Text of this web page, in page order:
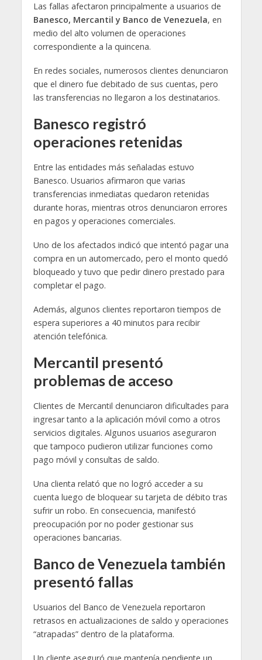
Las fallas afectaron principalmente a usuarios de
Banesco, Mercantil y Banco de Venezuela, en
medio del alto volumen de operaciones
correspondiente a la quincena.
En redes sociales, numerosos clientes denunciaron
que el dinero fue debitado de sus cuentas, pero
las transferencias no llegaron a los destinatarios.
Banesco registró
operaciones retenidas
Entre las entidades más señaladas estuvo
Banesco. Usuarios afirmaron que varias
transferencias inmediatas quedaron retenidas
durante horas, mientras otros denunciaron errores
en pagos y operaciones comerciales.
Uno de los afectados indicó que intentó pagar una
compra en un automercado, pero el monto quedó
bloqueado y tuvo que pedir dinero prestado para
completar el pago.
Además, algunos clientes reportaron tiempos de
espera superiores a 40 minutos para recibir
atención telefónica.
Mercantil presentó
problemas de acceso
Clientes de Mercantil denunciaron dificultades para
ingresar tanto a la aplicación móvil como a otros
servicios digitales. Algunos usuarios aseguraron
que tampoco pudieron utilizar funciones como
pago móvil y consultas de saldo.
Una clienta relató que no logró acceder a su
cuenta luego de bloquear su tarjeta de débito tras
sufrir un robo. En consecuencia, manifestó
preocupación por no poder gestionar sus
operaciones bancarias.
Banco de Venezuela también
presentó fallas
Usuarios del Banco de Venezuela reportaron
retrasos en actualizaciones de saldo y operaciones
“atrapadas” dentro de la plataforma.
Un cliente aseguró que mantenía pendiente un